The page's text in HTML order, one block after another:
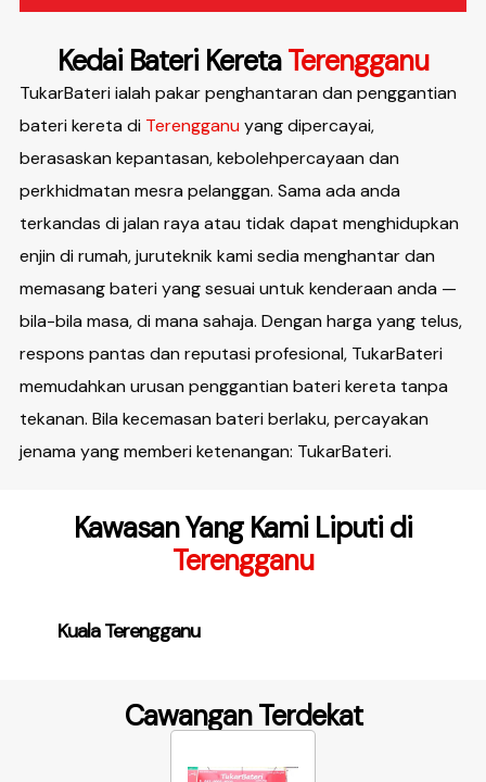
Kedai Bateri KeretaTerengganu
TukarBateri ialah pakar penghantaran dan penggantian
bateri kereta di Terengganuyang dipercayai,
berasaskan kepantasan, kebolehpercayaan dan
perkhidmatan mesra pelanggan. Sama ada anda
terkandas di jalan raya atau tidak dapat menghidupkan
enjin di rumah, juruteknik kami sedia menghantar dan
memasang bateri yang sesuai untuk kenderaan anda —
bila-bila masa, di mana sahaja. Dengan harga yang telus,
respons pantas dan reputasi profesional, TukarBateri
memudahkan urusan penggantian bateri kereta tanpa
tekanan. Bila kecemasan bateri berlaku, percayakan
jenama yang memberi ketenangan: TukarBateri.
Kawasan Yang Kami Liputi di
Terengganu
Kuala Terengganu
Cawangan Terdekat